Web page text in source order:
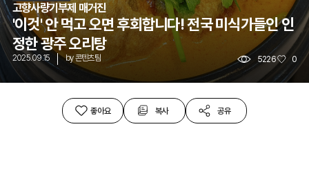
고향사량기부제 매거진
'이것' 안 먹고 오면 후회합니다! 전국 미식가들인 인
정한 광주 오리탕
2025.09.15 by콘텐츠팀 5226 0
좋아요 복사 공유